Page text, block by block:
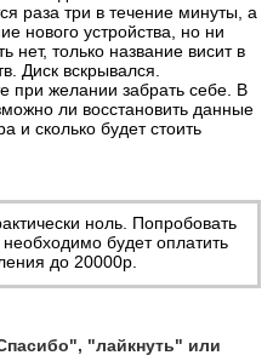
раза три в течение минуты, а
нового устройства, но ни
нет, только название висит в
Диск вскрывался.
при желании забрать себе. В
ли восстановить данные
и сколько будет стоить
ноль. Попробовать
будет оплатить
до 20000р.
"лайкнуть" или